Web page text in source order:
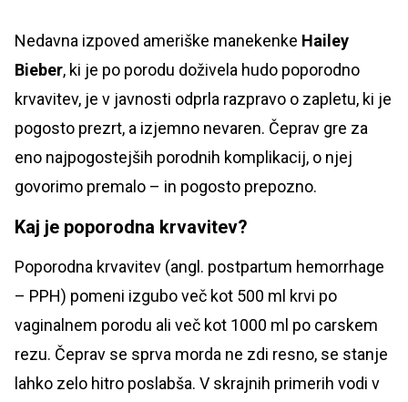
Nedavna izpoved ameriške manekenke Hailey
Bieber, ki je po porodu doživela hudo poporodno
krvavitev, je v javnosti odprla razpravo o zapletu, ki je
pogosto prezrt, a izjemno nevaren. Čeprav gre za
eno najpogostejših porodnih komplikacij, o njej
govorimo premalo – in pogosto prepozno.
Kaj je poporodna krvavitev?
Poporodna krvavitev (angl. postpartum hemorrhage
– PPH) pomeni izgubo več kot 500 ml krvi po
vaginalnem porodu ali več kot 1000 ml po carskem
rezu. Čeprav se sprva morda ne zdi resno, se stanje
lahko zelo hitro poslabša. V skrajnih primerih vodi v